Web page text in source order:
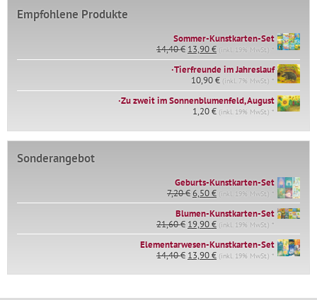
Empfohlene Produkte
Sommer-Kunstkarten-Set
14,40€ Ursprünglicher
Preis
war:
14,40 €
13,90€Aktueller
Preis
ist:
13,90 €.
(inkl. 19% MwSt.) *
∙Tierfreunde im Jahreslauf
10,90€ (inkl. 7% MwSt.) *
∙Zu zweit im Sonnenblumenfeld, August
1,20€ (inkl. 19% MwSt.) *
Sonderangebot
Geburts-Kunstkarten-Set
7,20€Ursprünglicher
Preis
war:
7,20 €
6,50€Aktueller
Preis
ist:
6,50 €.
(inkl. 19% MwSt.) *
Blumen-Kunstkarten-Set
21,60€ Ursprünglicher
Preis
war:
21,60 €
19,90€Aktueller
Preis
ist:
19,90 €.
(inkl. 19% MwSt.) *
Elementarwesen-Kunstkarten-Set
14,40€ Ursprünglicher
war:
13,90€Aktueller
ist:
(inkl. 19% MwSt.) *